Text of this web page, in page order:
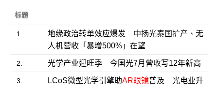
标题
1.
地缘政治转单效应爆发 中扬光泰国扩产、无
人机营收「暴增500%」在望
2. 光学产业迎旺季 今国光7月营收写12年新高
3. LCoS微型光学引擎助AR眼镜普及 光电业升